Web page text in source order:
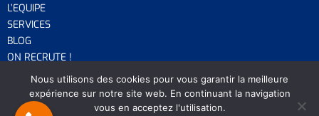
L’EQUIPE
SERVICES
BLOG
ON RECRUTE !
CHOLET (49) –15 boulevard du Poitou
Nous utilisons des cookies pour vous garantir la meilleure
expérience sur notre site web. En continuant la navigation
vous en acceptez l'utilisation.